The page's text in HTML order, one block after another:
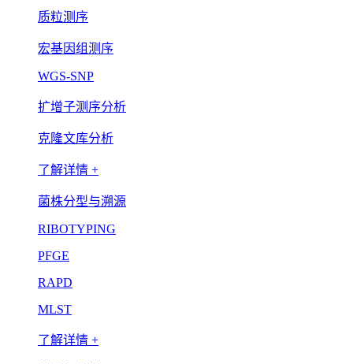
质粒测序
宏基因组测序
WGS-SNP
扩增子测序分析
克隆文库分析
了解详情 +
菌株分型与溯源
RIBOTYPING
PFGE
RAPD
MLST
了解详情 +